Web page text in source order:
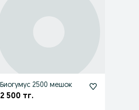
Биогумус 2500 мешок
2 500 тг.